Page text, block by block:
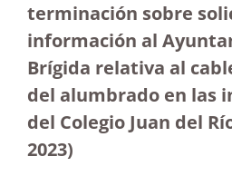
terminación sobre
información al
Brígida relativa al
del alumbrado en las
del Colegio Juan del
2023)